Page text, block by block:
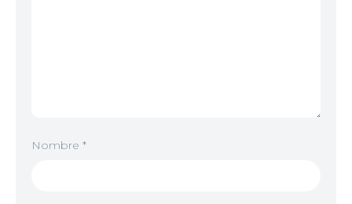
Nombre *